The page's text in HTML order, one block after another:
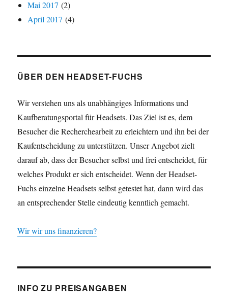
Mai 2017 (2)
April 2017 (4)
ÜBER DEN HEADSET-FUCHS
Wir verstehen uns als unabhängiges Informations und
Kaufberatungsportal für Headsets. Das Ziel ist es, dem
Besucher die Recherchearbeit zu erleichtern und ihn bei der
Kaufentscheidung zu unterstützen. Unser Angebot zielt
darauf ab, dass der Besucher selbst und frei entscheidet, für
welches Produkt er sich entscheidet. Wenn der Headset-
Fuchs einzelne Headsets selbst getestet hat, dann wird das
an entsprechender Stelle eindeutig kenntlich gemacht.
Wir wir uns finanzieren?
INFO ZU PREISANGABEN